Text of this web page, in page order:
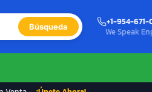
Búsqueda
+1-954-
We Speak